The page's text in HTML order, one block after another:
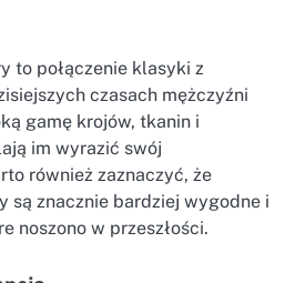
to połączenie klasyki z
czasach mężczyźni
gamę krojów, tkanin i
im wyrazić swój
również zaznaczyć, że
są znacznie bardziej wygodne i
noszono w przeszłości.